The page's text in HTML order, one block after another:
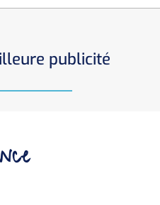
publicité